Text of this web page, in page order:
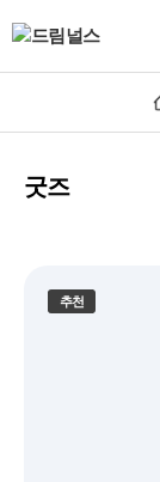
굿즈
추천